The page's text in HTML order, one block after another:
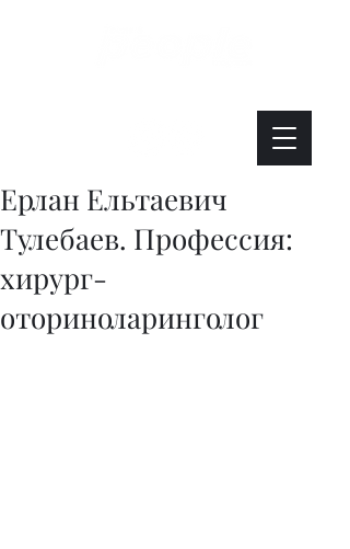
Ерлан Ельтаевич
Тулебаев. Профессия:
хирург-
оториноларинголог